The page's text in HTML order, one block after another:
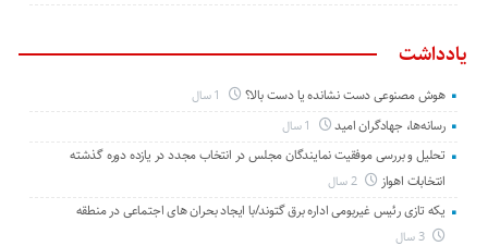
یادداشت
هوش مصنوعی دست نشانده یا دست بالا؟
رسانه‌ها، جهادگران امید
تحلیل و بررسی موفقیت نمایندگان مجلس در انتخاب مجدد در یازده دوره گذشته
انتخابات اهواز
2 سال
یکه تازی رئیس غیربومی اداره برق گتوند/با ایجاد بحران های اجتماعی در منطقه
3 سال